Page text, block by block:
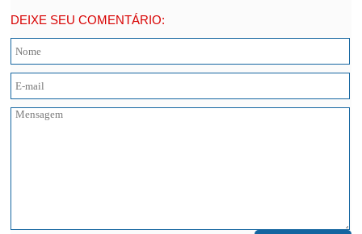
DEIXE SEU COMENTÁRIO: